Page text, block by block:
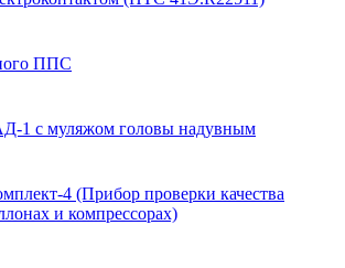
ППС
1 с муляжом головы надувным
4 (Прибор проверки качества
и компрессорах)